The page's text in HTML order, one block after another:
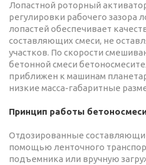
Лопастной роторный
регулировки рабочего зазора
лопастей обеспечивает
составляющих смеси, не
участков. По скорости
бетонной смеси
приближен к машинам
низкие масса-габаритные
Принцип работы
Отдозированные
помощью ленточного
подъемника или вручную